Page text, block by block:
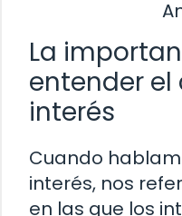
La
entender
interés
Cuando
interés, nos
en las que los